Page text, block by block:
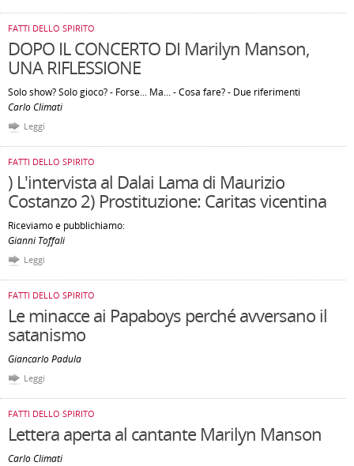
FATTI DELLO SPIRITO
DOPO IL CONCERTO DI Marilyn Manson,
UNA RIFLESSIONE
Solo show? Solo gioco? - Forse... Ma... - Cosa fare? - Due riferimenti
Carlo Climati
Leggi
FATTI DELLO SPIRITO
) L'intervista al Dalai Lama di Maurizio
Costanzo 2) Prostituzione: Caritas vicentina
Riceviamo e pubblichiamo:
Gianni Toffali
Leggi
FATTI DELLO SPIRITO
Le minacce ai Papaboys perché avversano il
satanismo
Giancarlo Padula
Leggi
FATTI DELLO SPIRITO
Lettera aperta al cantante Marilyn Manson
Carlo Climati